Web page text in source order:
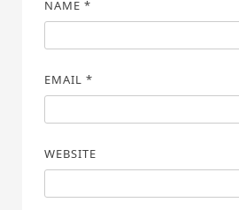
NAME *
EMAIL *
WEBSITE